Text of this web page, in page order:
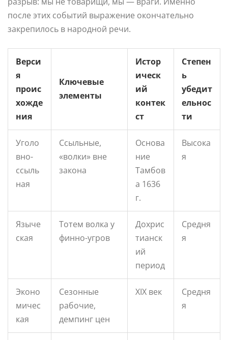
после этих событий выражение окончательно
закрепилось в народной речи.
Верси
я
проис
хожде
ния
Ключевые
элементы
Истор
ическ
ий
контек
ст
Степен
ь
убедит
ельнос
ти
Уголо
вно-
ссыль
ная
Ссыльные,
«волки» вне
закона
Основа
ние
Тамбов
а 1636
г.
Высока
я
Языче
ская
Тотем волка у
финно-угров
Дохрис
тианск
ий
период
Средня
я
Эконо
мичес
кая
Сезонные
рабочие,
демпинг цен
XIX век
Средня
я